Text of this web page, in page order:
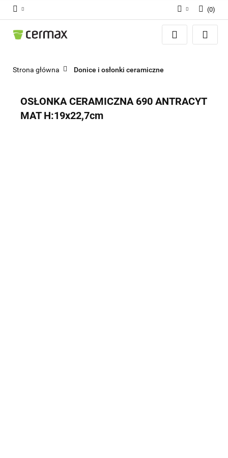
Zaloguj się
(0)
Strona główna Donice i osłonki ceramiczne
OSŁONKA CERAMICZNA 690 ANTRACYT
MAT H:19x22,7cm